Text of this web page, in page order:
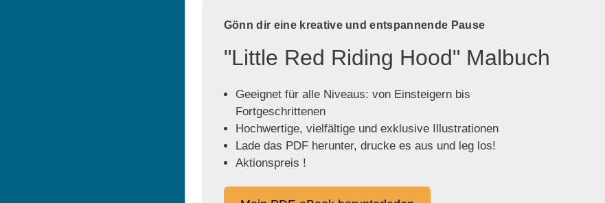
Gönn dir eine kreative und entspannende Pause
"Little Red Riding Hood" Malbuch
Geeignet für alle Niveaus: von Einsteigern bis
Fortgeschrittenen
Hochwertige, vielfältige und exklusive Illustrationen
Lade das PDF herunter, drucke es aus und leg los!
Aktionspreis !